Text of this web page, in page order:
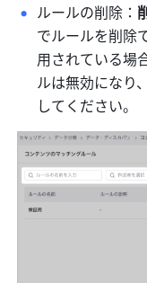
ルールの削除：
でルールを削除
用されている場
ルは無効になり
してください。